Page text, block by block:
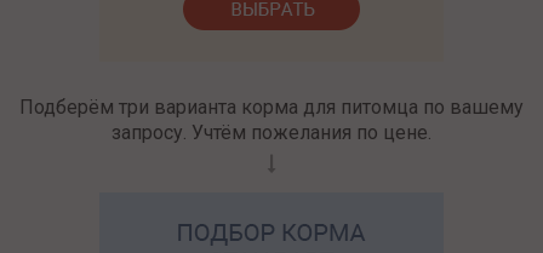
Подберём три варианта корма для питомца по вашему
запросу. Учтём пожелания по цене.